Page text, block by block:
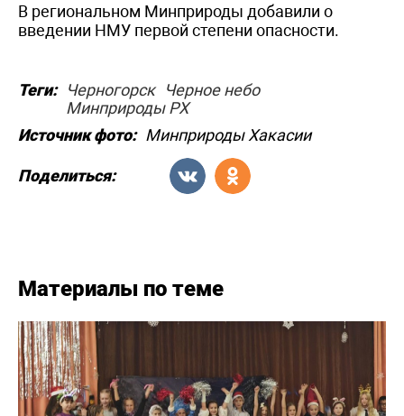
В региональном Минприроды добавили о
введении НМУ первой степени опасности.
Теги: Черногорск
Черное небо
Минприроды РХ
Источник фото: Минприроды Хакасии
Поделиться:
Материалы по теме